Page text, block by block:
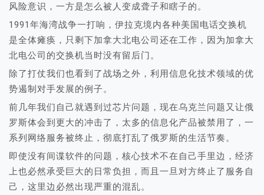
风险意识，一方是怎么被人变成聋子和瞎子的。
1991年海湾战争一打响，伊拉克境内各种美国电话交换机
是全体瘫痪，只剩下加拿大北电公司还在工作，因为加拿大
北电公司的交换机当时没有留后门。
除了打仗我们也看到了战场之外，利用信息化技术领域的优
势遏制对手发展的例子。
前几年我们自己就遇到过芯片问题，现在乌克兰问题又让俄
罗斯体会到更大的冲击了，太多的信息化产品被禁用了，一
系列网络服务被终止，彻底打乱了俄罗斯的生活节奏。
即使没有间谍软件的问题，核心技术不在自己手里边，经济
上也必然承受巨大的日常负担，而且一旦对方终止了服务自
己，这里边必然出现严重的混乱。